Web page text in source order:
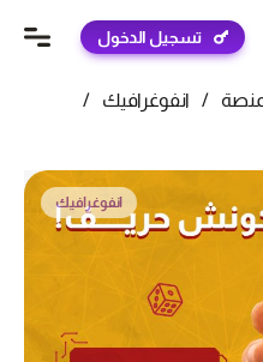
تسجيل الدخول
/ انفوغرافيك
/
انفوغرافيك